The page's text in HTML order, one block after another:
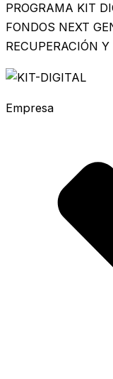
PROGRAMA KIT
FONDOS NEXT
RECUPERACIÓN
Empresa